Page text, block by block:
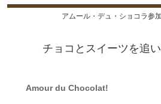
アムール・デュ・ショコラ参
チョコとスイーツを追
Amour du Chocolat!